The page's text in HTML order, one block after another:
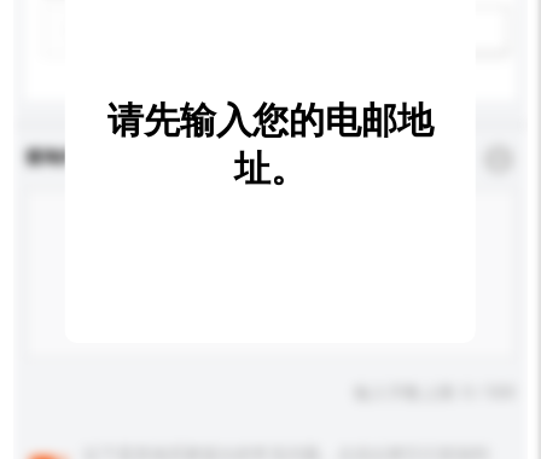
查询内容
请先输入您的电邮地
址。